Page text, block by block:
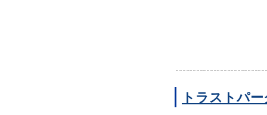
トラストパ